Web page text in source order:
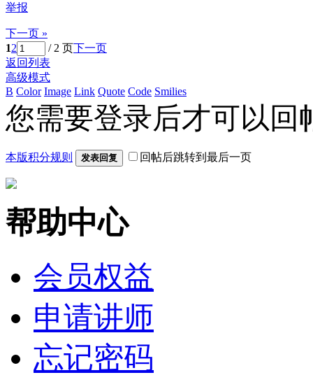
举报
下一页 »
12 / 2 页下一页
返回列表
高级模式
B Color Image Link Quote Code Smilies
您需要登录后才可以回
本版积分规则 发表回复 回帖后跳转到最后一页
帮助中心
会员权益
申请讲师
忘记密码